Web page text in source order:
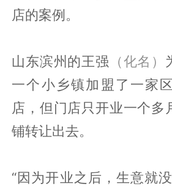
店的案例。
山东滨州的王强 （化名）
一个小乡镇加盟了一家
店，但门店只开业一个多
铺转让出去。
“因为开业之后，生意就